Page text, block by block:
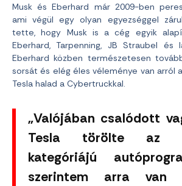
Musk és Eberhard már 2009-ben
ami végül egy olyan egyezséggel
tette, hogy Musk is a cég egyik
Eberhard, Tarpenning, JB Straubel és
Eberhard közben természetesen
sorsát és elég éles véleménye van arról
Tesla halad a Cybertruckkal.
„Valójában csalódott
Tesla törölte az
kategóriájú
szerintem arra van